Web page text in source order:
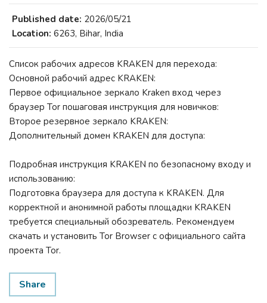
Published date: 2026/05/21
Location: 6263, Bihar, India
Список рабочих адресов KRAKEN для перехода:
Основной рабочий адрес KRAKEN:
Первое официальное зеркало Kraken вход через
браузер Tor пошаговая инструкция для новичков:
Второе резервное зеркало KRAKEN:
Дополнительный домен KRAKEN для доступа:
Подробная инструкция KRAKEN по безопасному входу и
использованию:
Подготовка браузера для доступа к KRAKEN. Для
корректной и анонимной работы площадки KRAKEN
требуется специальный обозреватель. Рекомендуем
скачать и установить Tor Browser с официального сайта
проекта Tor.
Share